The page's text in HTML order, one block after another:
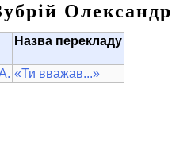
Олександр
Назва перекладу
«Ти вважав...»